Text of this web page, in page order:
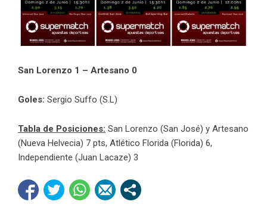
San Lorenzo 1 – Artesano 0
Goles: Sergio Suffo (S.L)
Tabla de Posiciones: San Lorenzo (San José) y Artesano
(Nueva Helvecia) 7 pts, Atlético Florida (Florida) 6,
Independiente (Juan Lacaze) 3